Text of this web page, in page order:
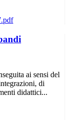
ai sensi del
di
didattici...